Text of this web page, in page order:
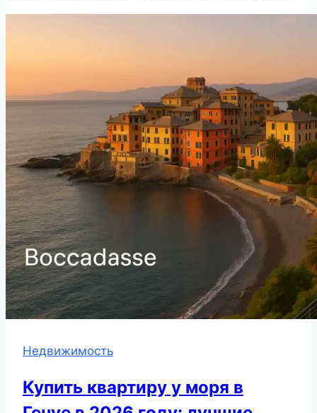
Недвижимость
Купить квартиру у моря в